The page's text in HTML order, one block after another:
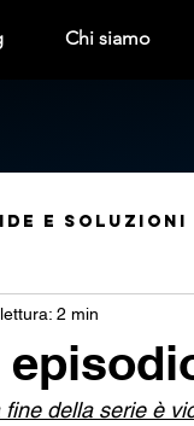
Chi siamo
e Soluzioni
Uscite
2 min
della serie è